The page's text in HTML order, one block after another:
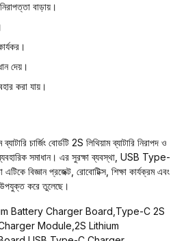
বাড়ায়।
দেয়।
করা যায়।
চার্জিং বোর্ডটি 2S লিথিয়াম ব্যাটারি নিরাপদ ও
সমাধান। এর সুরক্ষা ব্যবস্থা, USB Type-
বিজ্ঞান প্রজেক্ট, রোবোটিক্স, শিক্ষা কার্যক্রম এবং
উপযুক্ত করে তুলেছে।
Battery Charger Board,Type-C 2S
Module,2S Lithium